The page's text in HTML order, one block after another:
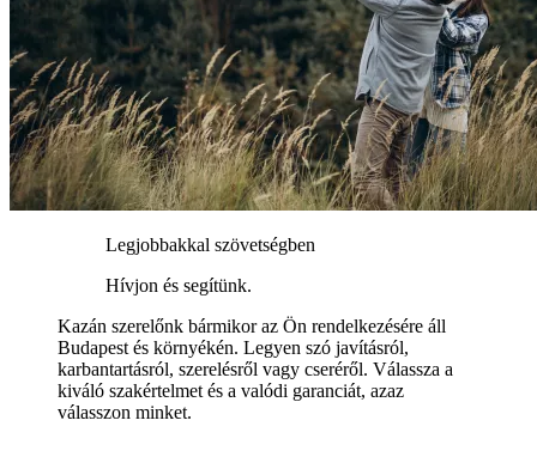
Legjobbakkal szövetségben
Hívjon és segítünk.
Kazán szerelőnk bármikor az Ön rendelkezésére áll
Budapest és környékén. Legyen szó javításról,
karbantartásról, szerelésről vagy cseréről. Válassza a
kiváló szakértelmet és a valódi garanciát, azaz
válasszon minket.